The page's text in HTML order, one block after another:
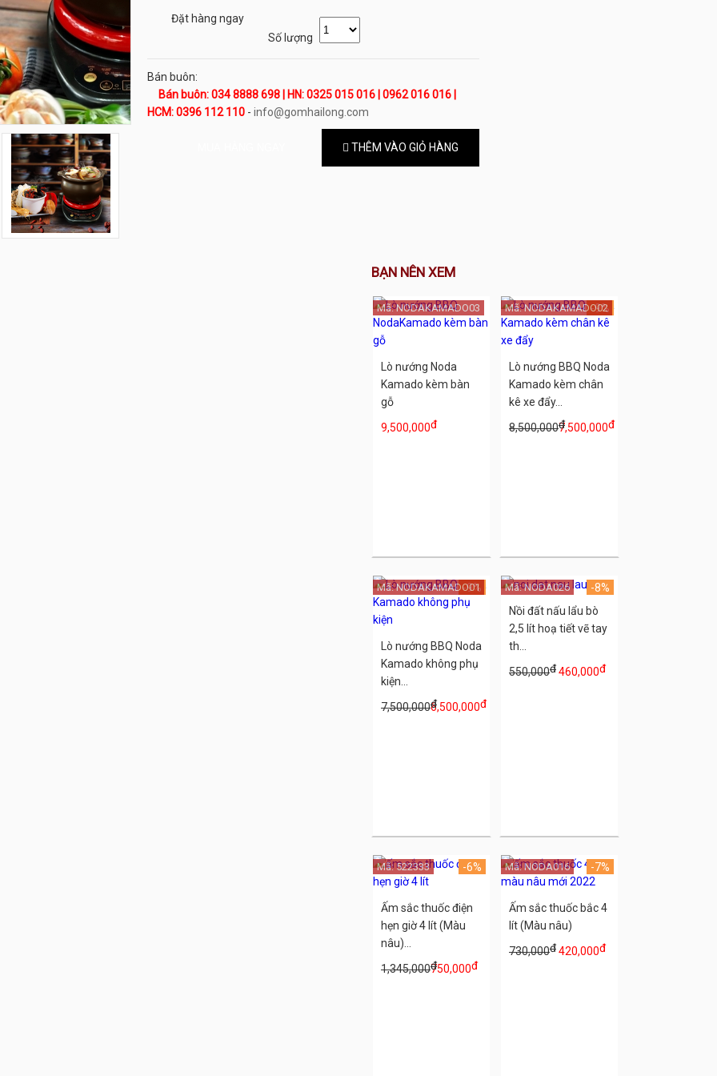
Đặt hàng ngay
Số lượng
Bán buôn:
Bán buôn: 034 8888 698 | HN: 0325 015 016 | 0962 016 016 |
HCM: 0396 112 110 - info@gomhailong.com
THÊM VÀO GIỎ HÀNG
BẠN NÊN XEM
Lò nướng Noda
Kamado kèm bàn
gỗ
9,500,000đ
Mã: NODAKAMADO03
Lò nướng BBQ Noda
Kamado kèm chân
kê xe đẩy...
8,500,000đ
7,500,000đ
-9%
Mã: NODAKAMADO02
Lò nướng BBQ Noda
Kamado không phụ
kiện...
7,500,000đ
6,500,000đ
-9%
Mã: NODAKAMADO01
Nồi đất nấu lẩu bò
2,5 lít hoạ tiết vẽ tay
th...
550,000đ 460,000đ
-8%
Mã: NODA026
Ấm sắc thuốc điện
hẹn giờ 4 lít (Màu
nâu)...
1,345,000đ
750,000đ
-6%
Mã: 522333
Ấm sắc thuốc bắc 4
lít (Màu nâu)
730,000đ 420,000đ
-7%
Mã: NODA016